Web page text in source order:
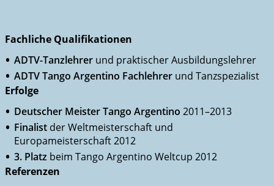
Fachliche Qualifikationen
ADTV-Tanzlehrer und praktischer Ausbildungslehrer
ADTV Tango Argentino Fachlehrer und Tanzspezialist
Erfolge
Deutscher Meister Tango Argentino 2011–2013
Finalist der Weltmeisterschaft und
Europameisterschaft 2012
3. Platz beim Tango Argentino Weltcup 2012
Referenzen